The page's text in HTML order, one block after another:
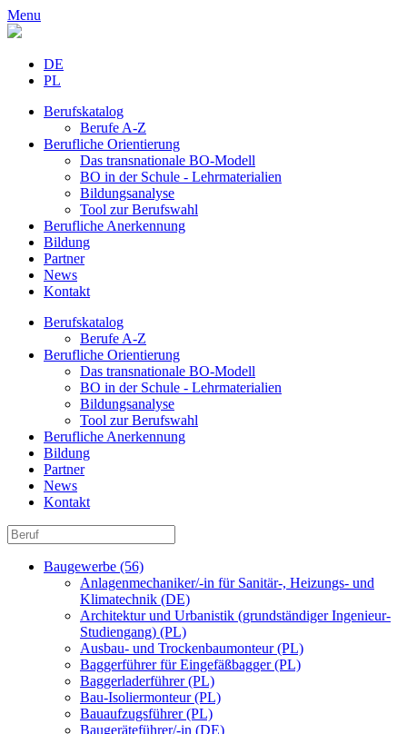
Menu
DE
PL
Berufskatalog
Berufe A-Z
Berufliche Orientierung
Das transnationale BO-Modell
BO in der Schule - Lehrmaterialien
Bildungsanalyse
Tool zur Berufswahl
Berufliche Anerkennung
Bildung
Partner
News
Kontakt
Berufskatalog
Berufe A-Z
Berufliche Orientierung
Das transnationale BO-Modell
BO in der Schule - Lehrmaterialien
Bildungsanalyse
Tool zur Berufswahl
Berufliche Anerkennung
Bildung
Partner
News
Kontakt
Baugewerbe (56)
Anlagenmechaniker/-in für Sanitär-, Heizungs- und
Klimatechnik (DE)
Architektur und Urbanistik (grundständiger Ingenieur-
Studiengang) (PL)
Ausbau- und Trockenbaumonteur (PL)
Baggerführer für Eingefäßbagger (PL)
Baggerladerführer (PL)
Bau-Isoliermonteur (PL)
Bauaufzugsführer (PL)
Baugeräteführer/-in (DE)